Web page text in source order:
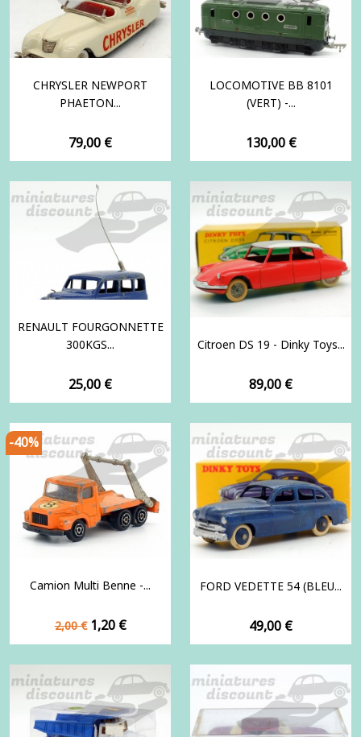
CHRYSLER NEWPORT
PHAETON...
Prix
79,00 €
LOCOMOTIVE BB 8101
(VERT) -...
Prix
130,00 €
RENAULT FOURGONNETTE
300KGS...
Prix
25,00 €
Citroen DS 19 - Dinky Toys...
Prix
89,00 €
Camion Multi Benne -...
Prix
de
2,00 € Prix
1,20 €
-40%
FORD VEDETTE 54 (BLEU...
Prix
49,00 €